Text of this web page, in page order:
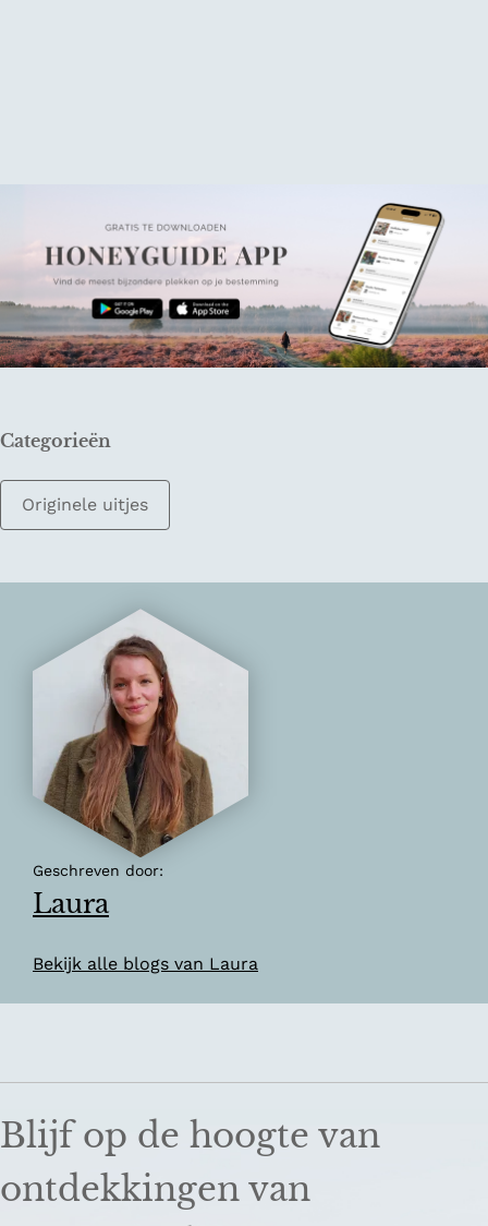
Categorieën
Originele uitjes
Geschreven door:
Laura
Bekijk alle blogs van Laura
Blijf op de hoogte van
ontdekkingen van